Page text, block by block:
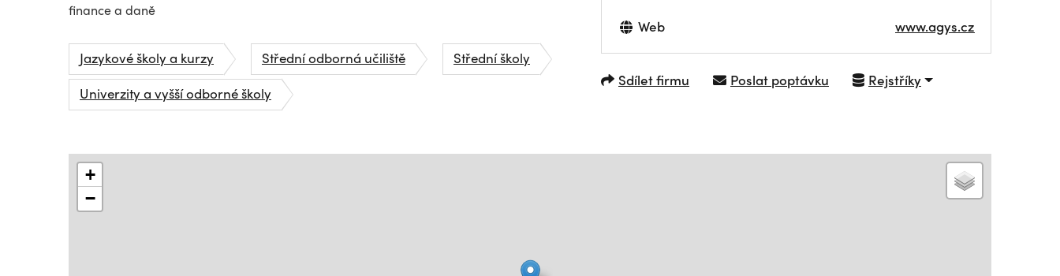
finance a daně
Jazykové školy a kurzy Střední odborná učiliště
Střední školy
Univerzity a vyšší odborné školy
Web www.agys.cz
Sdílet firmu Poslat poptávku Rejstříky
+
−